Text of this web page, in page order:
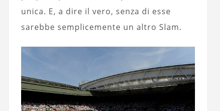
unica. E, a dire il vero, senza di esse
sarebbe semplicemente un altro Slam.